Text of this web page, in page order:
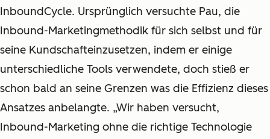
InboundCycle. Ursprünglich versuchte Pau, die
Inbound-Marketingmethodik für sich selbst und für
seine Kundschafteinzusetzen, indem er einige
unterschiedliche Tools verwendete, doch stieß er
schon bald an seine Grenzen was die Effizienz dieses
Ansatzes anbelangte. „Wir haben versucht,
Inbound-Marketing ohne die richtige Technologie